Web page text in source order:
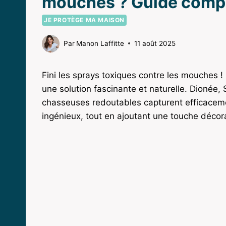
JE PROTÈGE MA MAISON
Par Manon Laffitte 11 août 2025
Fini les sprays toxiques contre les mouches !
une solution fascinante et naturelle. Dionée,
chasseuses redoutables capturent
ingénieux, tout en ajoutant une touche